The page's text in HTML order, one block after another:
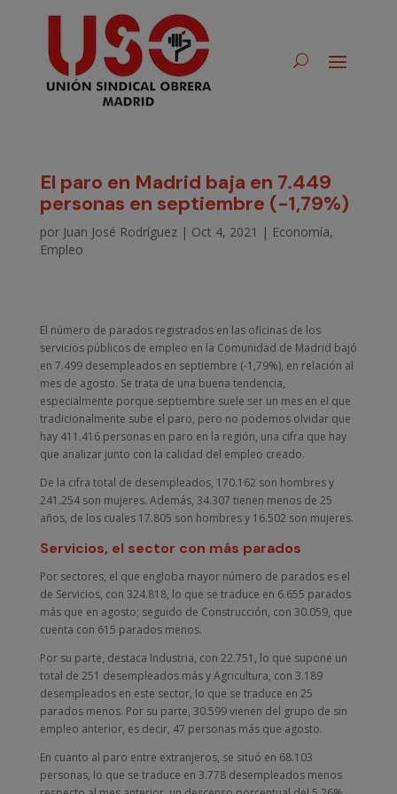
El paro en Madrid baja en 7.449
personas en septiembre (-1,79%)
por Juan José Rodríguez| Oct 4, 2021 | Economía,
Empleo
El número de parados registrados en las oficinas de los
servicios públicos de empleo en la Comunidad de Madrid bajó
en 7.499 desempleados en septiembre (-1,79%), en relación al
mes de agosto. Se trata de una buena tendencia,
especialmente porque septiembre suele ser un mes en el que
tradicionalmente sube el paro, pero no podemos olvidar que
hay 411.416 personas en paro en la región, una cifra que hay
que analizar junto con la calidad del empleo creado.
De la cifra total de desempleados, 170.162 son hombres y
241.254 son mujeres. Además, 34.307 tienen menos de 25
años, de los cuales 17.805 son hombres y 16.502 son mujeres.
Servicios, el sector con más parados
Por sectores, el que engloba mayor número de parados es el
de Servicios, con 324.818, lo que se traduce en 6.655 parados
más que en agosto; seguido de Construcción, con 30.059, que
cuenta con 615 parados menos.
Por su parte, destaca Industria, con 22.751, lo que supone un
total de 251 desempleados más y Agricultura, con 3.189
desempleados en este sector, lo que se traduce en 25
parados menos. Por su parte, 30.599 vienen del grupo de sin
empleo anterior, es decir, 47 personas más que agosto.
En cuanto al paro entre extranjeros, se situó en 68.103
personas, lo que se traduce en 3.778 desempleados menos